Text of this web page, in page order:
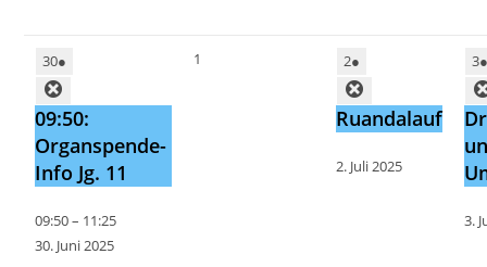
30●
09:50:
Organspende-
Info Jg. 11
09:50– 11:25
30. Juni 2025
1 2●
Ruandalauf
2. Juli 2025
3
3.